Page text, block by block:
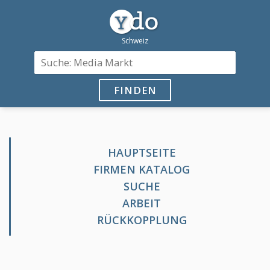
FINDEN
HAUPTSEITE
FIRMEN KATALOG
SUCHE
ARBEIT
RÜCKKOPPLUNG